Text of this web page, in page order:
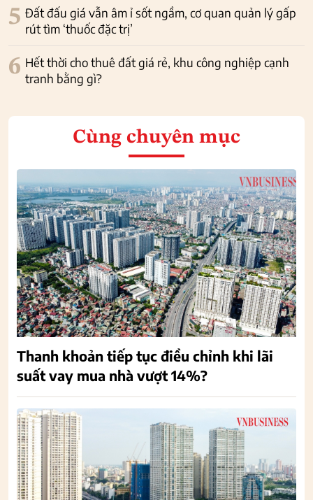
5 Đất đấu giá vẫn âm ỉ sốt ngầm, cơ quan quản lý gấp
rút tìm ‘thuốc đặc trị’
6 Hết thời cho thuê đất giá rẻ, khu công nghiệp cạnh
tranh bằng gì?
Cùng chuyên mục
Thanh khoản tiếp tục điều chỉnh khi lãi
suất vay mua nhà vượt 14%?